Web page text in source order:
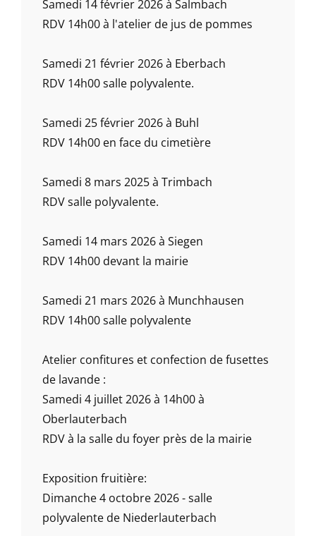
Samedi 14 février 2026 à Salmbach
RDV 14h00 à l'atelier de jus de pommes
Samedi 21 février 2026 à Eberbach
RDV 14h00 salle polyvalente.
Samedi 25 février 2026 à Buhl
RDV 14h00 en face du cimetière
Samedi 8 mars 2025 à Trimbach
RDV salle polyvalente.
Samedi 14 mars 2026 à Siegen
RDV 14h00 devant la mairie
Samedi 21 mars 2026 à Munchhausen
RDV 14h00 salle polyvalente
Atelier confitures et confection de fusettes
de lavande :
Samedi 4 juillet 2026 à 14h00 à
Oberlauterbach
RDV à la salle du foyer près de la mairie
Exposition fruitière:
Dimanche 4 octobre 2026 - salle
polyvalente de Niederlauterbach